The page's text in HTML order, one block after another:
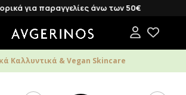
παραγγελίες άνω των 50€
Καλλυντικά & Vegan Skincare